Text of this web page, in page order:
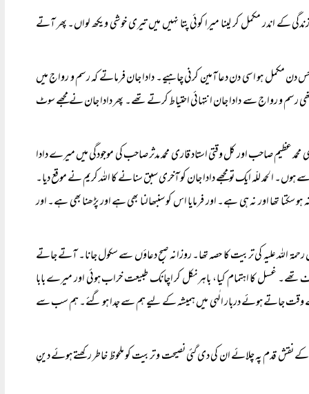
کے اندر مکمل کر لینا میرا کوئی پتا نہیں میں تیری خوشی ویکھ لواں۔ پھر آتے
جس دن مکمل ہو اسی دن دعا آمین کرنی چاہیے۔ دادا جان فرماتے کہ رسم و رواج میں
رسم و رواج سے دادا جان انتہائی احتیاط کرتے تھے۔ پھر دادا جان نے مجھے سوٹ
محمد عظیم صاحب اور کل وقتی استاد قاری محمد مدثر صاحب کی موجودگی میں میرے دادا
الحمد للّہ ایک تو مجھے دادا جان کو آخری سبق سنانے کا اللہ کریم نے موقع دیا۔
تھا اور نہ ہی ہے۔ اور فرمایا اس کو سنبھالنا بھی ہے اور پڑھنا بھی ہے۔ اور
اللہ علیہ کی تربیت کا حصہ تھا۔ روزانہ صبح دعاؤں سے سکول جانا۔ آتے جاتے
غسل کا اہتمام کیا، باہر نکل کر اچانک طبیعت خراب ہوئی اور میرے بابا
کے وقت جاتے ہوئے دربار الٰہی میں ہمیشہ کے لیے ہم سے جدا ہو گئے۔ ہم سب سے
نقش قدم پہ چلائے ان کی دی گئی نصیحت و تربیت کو ملحوظ خاطر رکھتے ہوئے دینِ